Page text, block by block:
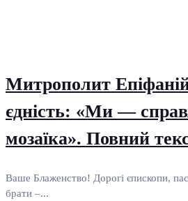
Митрополит
єдність: «Ми —
мозаїка». Повний
Ваше Блаженство! Дорогі єпископи,
брати –...